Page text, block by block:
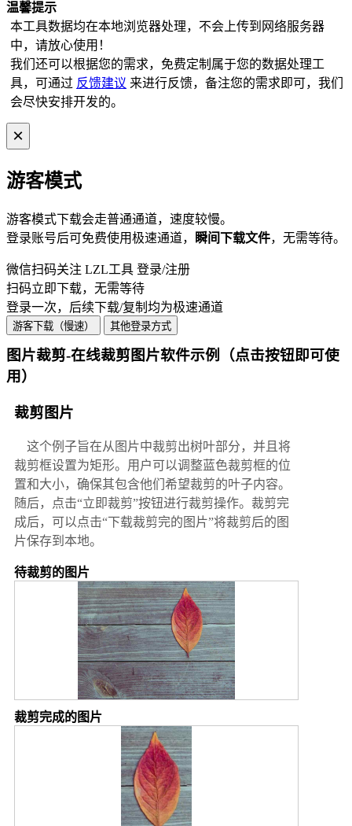
温馨提示
本工具数据均在本地浏览器处理，不会上传到网络服务器
中，请放心使用！
我们还可以根据您的需求，免费定制属于您的数据处理工
具，可通过 反馈建议 来进行反馈，备注您的需求即可，我们
会尽快安排开发的。
×
游客模式
游客模式下载会走普通通道，速度较慢。
登录账号后可免费使用极速通道，
瞬间下载文件，无需等待。
微信扫码关注 LZL工具 登录/注册
扫码立即下载，无需等待
登录一次，后续下载/复制均为极速通道
游客下载（慢速） 其他登录方式
图片裁剪-在线裁剪图片软件示例（点击按钮即可使
用）
裁剪图片
这个例子旨在从图片中裁剪出树叶部分，并且将
裁剪框设置为矩形。用户可以调整蓝色裁剪框的位
置和大小，确保其包含他们希望裁剪的叶子内容。
随后，点击“立即裁剪”按钮进行裁剪操作。裁剪完
成后，可以点击“下载裁剪完的图片”将裁剪后的图
片保存到本地。
待裁剪的图片
裁剪完成的图片